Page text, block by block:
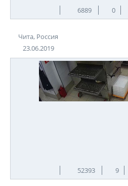
6889 0
Чита, Россия
23.06.2019
52393 9